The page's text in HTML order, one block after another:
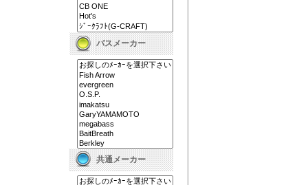
バスメーカー
共通メーカー